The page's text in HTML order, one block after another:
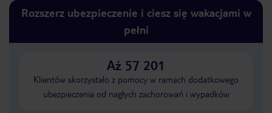
Rozszerz ubezpieczenie i ciesz się wakacjami w
pełni
Aż 57 201
Klientów skorzystało z pomocy w ramach dodatkowego
ubezpieczenia od nagłych zachorowań i wypadków